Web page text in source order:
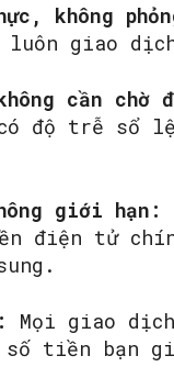
không
giao
cần chờ
có độ trễ
giới hạn:
điện tử
Mọi giao
số tiền bạn